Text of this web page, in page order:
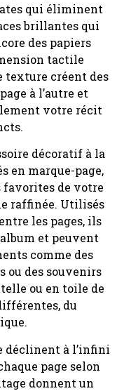
qui éliminent
brillantes qui
des papiers
tactile
texture créent des
à l’autre et
votre récit
décoratif à la
en marque-page,
favorites de votre
raffinée. Utilisés
les pages, ils
et peuvent
comme des
ou des souvenirs
ou en toile de
du
déclinent à l’infini
page selon
donnent un